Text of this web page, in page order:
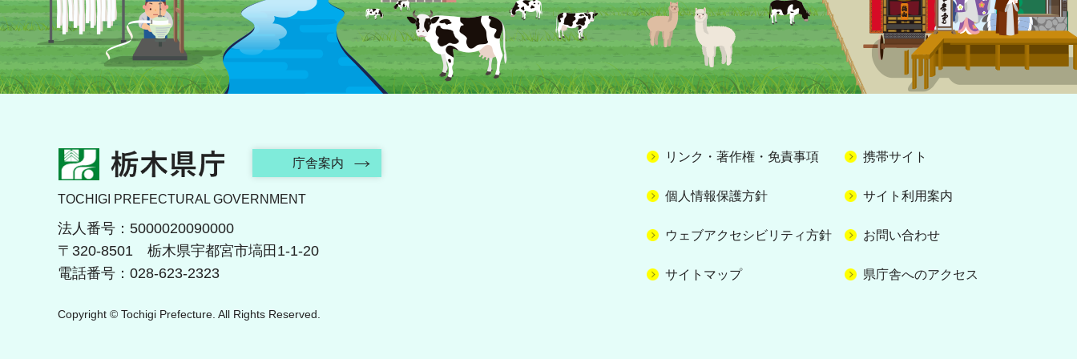
栃木県庁 庁舎案内
TOCHIGI PREFECTURAL GOVERNMENT
法人番号：5000020090000
〒320-8501 栃木県宇都宮市塙田1-1-20
電話番号：028-623-2323
リンク・著作権・免責事項 携帯サイト
個人情報保護方針 サイト利用案内
ウェブアクセシビリティ方針 お問い合わせ
サイトマップ 県庁舎へのアクセス
Copyright © Tochigi Prefecture. All Rights Reserved.